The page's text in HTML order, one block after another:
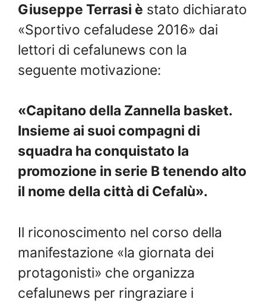
Giuseppe Terrasi è stato dichiarato
«Sportivo cefaludese 2016» dai
lettori di cefalunews con la
seguente motivazione:
«Capitano della Zannella basket.
Insieme ai suoi compagni di
squadra ha conquistato la
promozione in serie B tenendo alto
il nome della città di Cefalù».
Il riconoscimento nel corso della
manifestazione «la giornata dei
protagonisti» che organizza
cefalunews per ringraziare i